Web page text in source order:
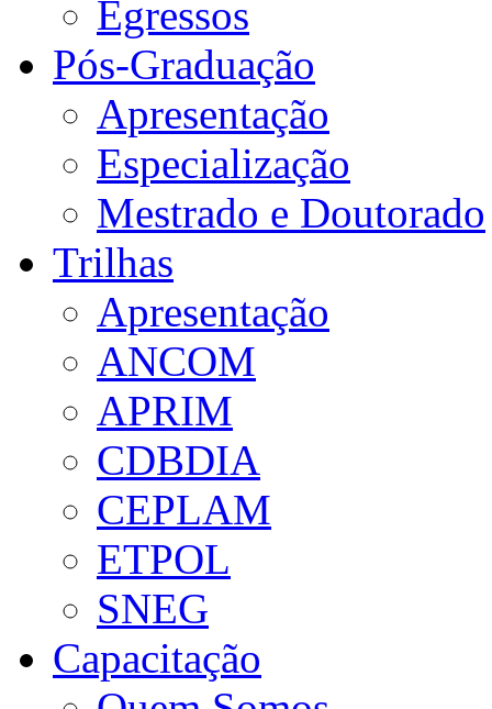
Egressos
Pós-Graduação
Apresentação
Especialização
Mestrado e Doutorado
Trilhas
Apresentação
ANCOM
APRIM
CDBDIA
CEPLAM
ETPOL
SNEG
Capacitação